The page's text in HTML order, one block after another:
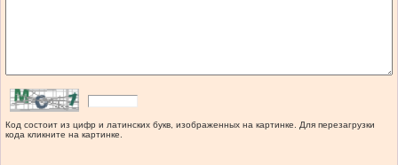
Код состоит из цифр и латинских букв, изображенных на картинке. Для перезагрузки
кода кликните на картинке.